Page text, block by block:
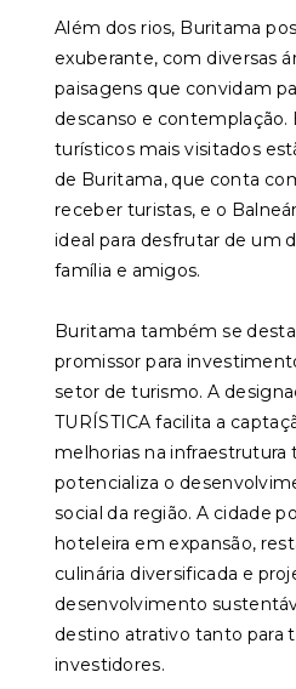
Além dos rios, Buritama
exuberante, com diversas
paisagens que convidam
descanso e contemplação.
turísticos mais visitados
de Buritama, que conta
receber turistas, e o
ideal para desfrutar de um
família e amigos.
Buritama também se
promissor para
setor de turismo. A
TURÍSTICA facilita a
melhorias na infraestrutura
potencializa o
social da região. A cidade
hoteleira em expansão,
culinária diversificada e
desenvolvimento
destino atrativo tanto para
investidores.